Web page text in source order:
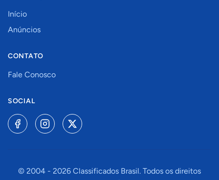
Início
Anúncios
CONTATO
Fale Conosco
SOCIAL
© 2004 - 2026 Classificados Brasil. Todos os direitos